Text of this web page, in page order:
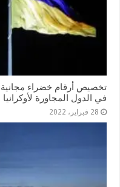
تخصيص أرقام خضراء مجانية
في الدول المجاورة
28 فبراير، 2022